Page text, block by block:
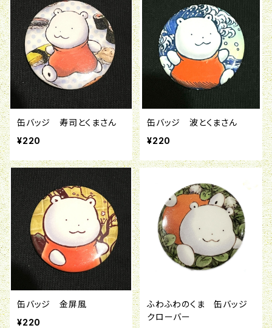
缶バッジ 寿司とくまさん
¥220
缶バッジ 波とくまさん
¥220
缶バッジ 金屏風
¥220
ふわふわのくま 缶バッジ
クローバー